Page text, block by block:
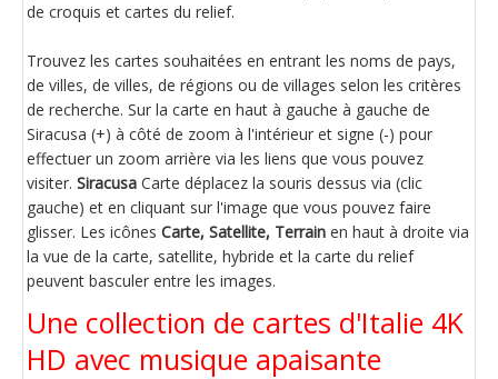
de croquis et cartes du relief.
Trouvez les cartes souhaitées en entrant les noms de pays,
de villes, de villes, de régions ou de villages selon les critères
de recherche. Sur la carte en haut à gauche à gauche de
Siracusa (+) à côté de zoom à l'intérieur et signe (-) pour
effectuer un zoom arrière via les liens que vous pouvez
visiter. Siracusa Carte déplacez la souris dessus via (clic
gauche) et en cliquant sur l'image que vous pouvez faire
glisser. Les icônes Carte, Satellite, Terrain en haut à droite via
la vue de la carte, satellite, hybride et la carte du relief
peuvent basculer entre les images.
Une collection de cartes d'Italie 4K
HD avec musique apaisante